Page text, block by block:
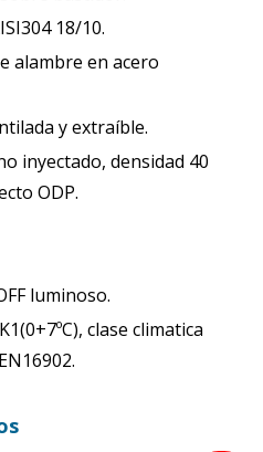
18/10.
alambre en acero
y extraíble.
inyectado, densidad 40
ODP.
luminoso.
clase climatica